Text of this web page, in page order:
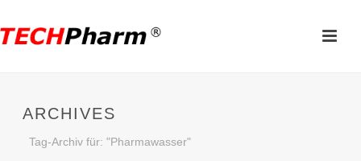
ARCHIVES
Tag-Archiv für: "Pharmawasser"